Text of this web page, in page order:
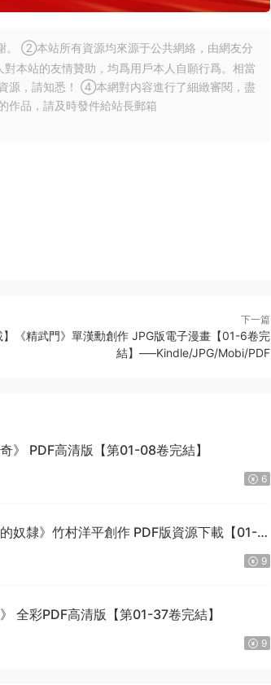
。 ②本站所有資源均來源于公共網絡，由網友分
本站的友情贊助，均爲用戶本人自願行爲。相當
源，請知悉！ ④本網對内容進行了細緻審閱，盡
作品，請及時發件給站長郵箱
下一篇
】《精武門》單漢勳創作 JPG版電子漫畫【01-6卷完
結】—–Kindle/JPG/Mobi/PDF
奇》 PDF高清版【第01-08卷完結】
6
的奴隸》竹村洋平創作 PDF版資源下載【01-
9
》 全彩PDF高清版【第01-37卷完結】
9